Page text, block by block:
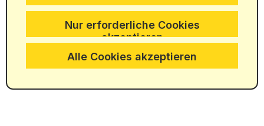
Alle Cookies akzeptieren
Nur erforderliche Cookies
akzeptieren